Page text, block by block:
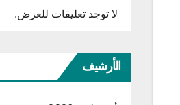
لا توجد تعليقات للعرض.
الأرشيف